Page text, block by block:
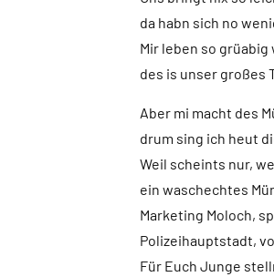
da habn sich no
Mir leben so grüabig
des is unser großes
Aber mi macht des
drum sing ich heut
Weil scheints nur,
ein waschechtes
Marketing Moloch,
Polizeihauptstadt,
Für Euch Junge